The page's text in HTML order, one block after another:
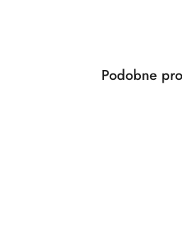
Pomiń karuzelęProdukty
Podobne